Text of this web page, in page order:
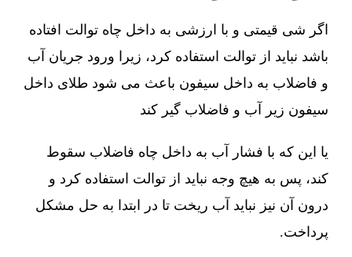
اگر شی قیمتی و با ارزشی به داخل چاه توالت افتاده
باشد نباید از توالت استفاده کرد، زیرا ورود جریان آب
و فاضلاب به داخل سیفون باعث می شود طلای داخل
سیفون زیر آب و فاضلاب گیر کند
یا این که با فشار آب به داخل چاه فاضلاب سقوط
کند، پس به هیچ وجه نباید از توالت استفاده کرد و
درون آن نیز نباید آب ریخت تا در ابتدا به حل مشکل
پرداخت.